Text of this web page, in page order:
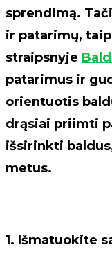
sprendimą.
ir patarimų,
straipsnyje
patarimus ir
orientuotis
drąsiai priimti
išsirinkti
metus.
1. Išmatuokite